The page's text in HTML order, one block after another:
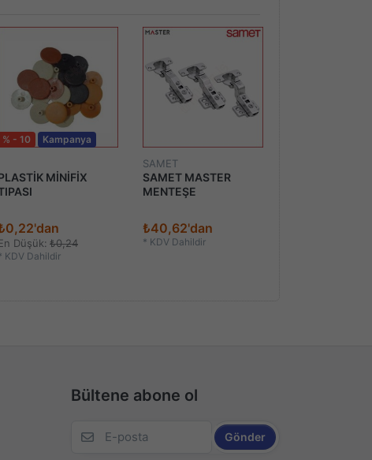
% - 10 Kampanya
MİNİFİX
Düşük: ₺0,24
KDV Dahildir
SAMET
SAMET MASTER
MENTEŞE
₺40,62'dan
* KDV Dahildir
Bültene abone ol
Gönder